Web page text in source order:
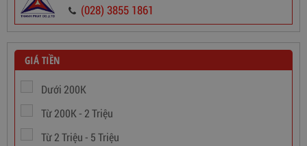
565,000
(028) 3855 1861
GIÁ TIỀN
Dưới 200K
Từ 200K - 2 Triệu
Từ 2 Triệu - 5 Triệu